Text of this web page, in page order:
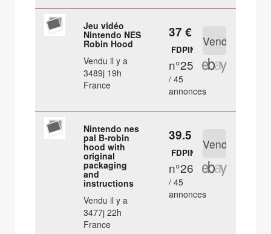
Jeu vidéo
Nintendo NES
Robin Hood
Vendu il y a
3489j 19h
France
37 €
FDPIN
n°25
/ 45
annonces
Nintendo nes
pal B-robin
hood with
original
packaging
and
instructions
Vendu il y a
3477j 22h
France
39.5 €
FDPIN
n°26
/ 45
annonces